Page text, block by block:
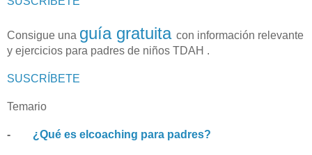
Consigue una guía gratuita con información relevante
y ejercicios para padres de niños TDAH .
SUSCRÍBETE
Temario
- ¿Qué es elcoaching para padres?